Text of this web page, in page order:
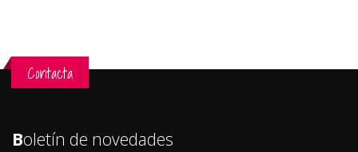
Contacta
Boletín de novedades